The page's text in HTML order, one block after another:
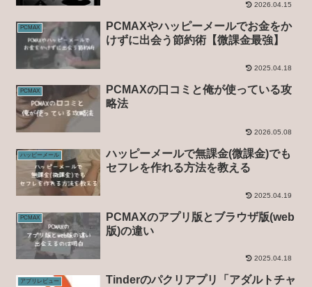
2026.04.15
PCMAX
PCMAXやハッピーメールでお金をか
けずに出会う節約術【微課金最強】
2025.04.18
PCMAX
PCMAXの口コミと俺が使っている攻
略法
2026.05.08
ハッピーメール
ハッピーメールで無課金(微課金)でも
セフレを作れる方法を教える
2025.04.19
PCMAX
PCMAXのアプリ版とブラウザ版(web
版)の違い
2025.04.18
アプリレビュー
Tinderのパクリアプリ「アダルトチャ